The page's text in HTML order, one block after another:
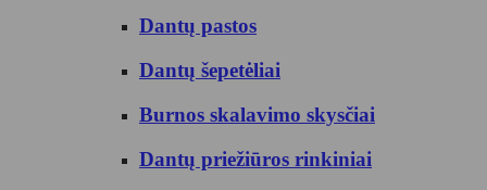
Dantų pastos
Dantų šepetėliai
Burnos skalavimo skysčiai
Dantų priežiūros rinkiniai